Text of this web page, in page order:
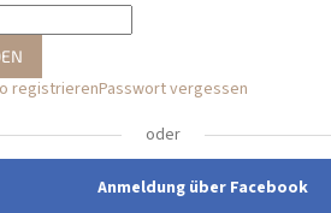
registrierenPasswort vergessen
oder
Anmeldung über Facebook